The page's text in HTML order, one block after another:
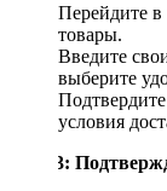
Перейдите в
товары.
Введите
выберите
условия
Шаг 3: